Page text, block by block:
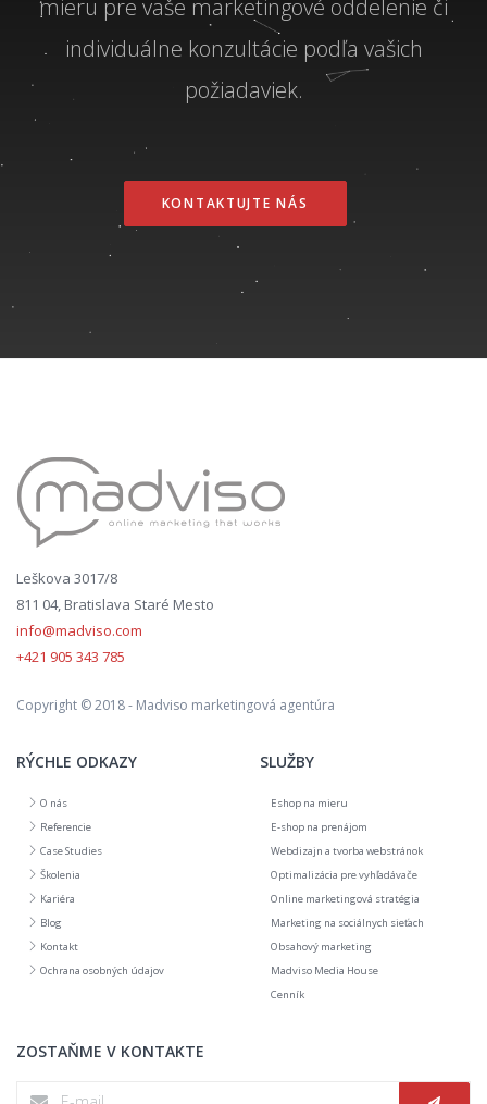
mieru pre vaše marketingové oddelenie či
individuálne konzultácie podľa vašich
požiadaviek.
KONTAKTUJTE NÁS
Leškova 3017/8
811 04, Bratislava Staré Mesto
info@madviso.com
+421 905 343 785
Copyright © 2018 - Madviso marketingová agentúra
RÝCHLE ODKAZY
O nás
Referencie
Case Studies
Školenia
Kariéra
Blog
Kontakt
Ochrana osobných údajov
SLUŽBY
Eshop na mieru
E-shop na prenájom
Webdizajn a tvorba webstránok
Optimalizácia pre vyhľadávače
Online marketingová stratégia
Marketing na sociálnych sieťach
Obsahový marketing
Madviso Media House
Cenník
ZOSTAŇME V KONTAKTE